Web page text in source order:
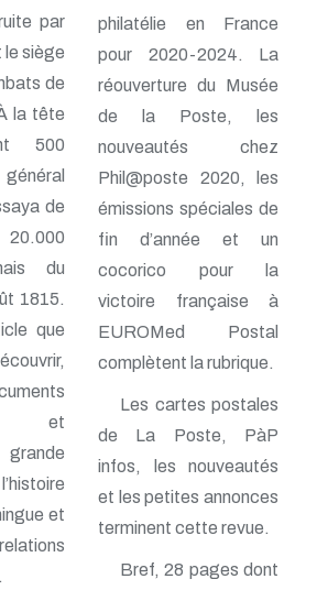
2003
2003
2003
2002
2002
2002
2001
2001
2001
2000
2000
2000
Octobre 1999
1999
1998
1998
1998
1997
1997
par
le siège
de
la tête
500
de
du
1815.
que
et
et
philatélie en France
pour 2020-2024. La
réouverture du Musée
de la Poste, les
nouveautés chez
Phil@poste 2020, les
émissions spéciales de
fin d’année et un
cocorico pour la
victoire française à
EUROMed Postal
complètent la rubrique.
Les cartes postales
de La Poste, PàP
infos, les nouveautés
et les petites annonces
terminent cette revue.
Bref, 28 pages dont